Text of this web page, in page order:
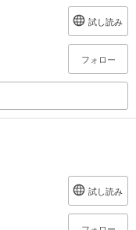
試し読み
フォロー
試し読み